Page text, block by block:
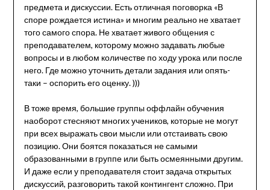
предмета и дискуссии. Есть отличная поговорка «В
споре рождается истина» и многим реально не хватает
того самого спора. Не хватает живого общения с
преподавателем, которому можно задавать любые
вопросы и в любом количестве по ходу урока или после
него. Где можно уточнить детали задания или опять-
таки – оспорить его оценку. )))
В тоже время, большие группы оффлайн обучения
наоборот стесняют многих учеников, которые не могут
при всех выражать свои мысли или отстаивать свою
позицию. Они боятся показаться не самыми
образованными в группе или быть осмеянными другим.
И даже если у преподавателя стоит задача открытых
дискуссий, разговорить такой контингент сложно. При